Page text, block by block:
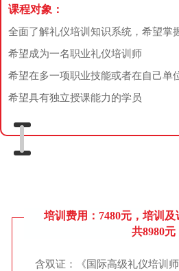
课程对象：
全面了解礼仪培训知识系统，希望掌
希望成为一名职业礼仪培训师
希望在多一项职业技能或者在自己单
希望具有独立授课能力的学员
培训费用：7480元，培训及
共8980元
含双证：《国际高级礼仪培训